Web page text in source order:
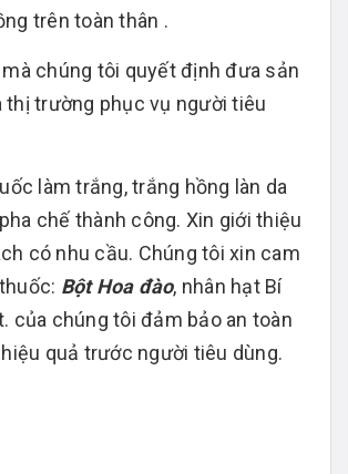
trên toàn thân .
chúng tôi quyết định đưa sản
thị trường phục vụ người tiêu
làm trắng, trắng hồng làn da
chế thành công. Xin giới thiệu
có nhu cầu. Chúng tôi xin cam
Bột Hoa đào, nhân hạt Bí
của chúng tôi đảm bảo an toàn
quả trước người tiêu dùng.